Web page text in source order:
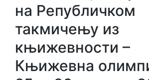
на Републичком
такмичењу из
књижевности –
Књижевна